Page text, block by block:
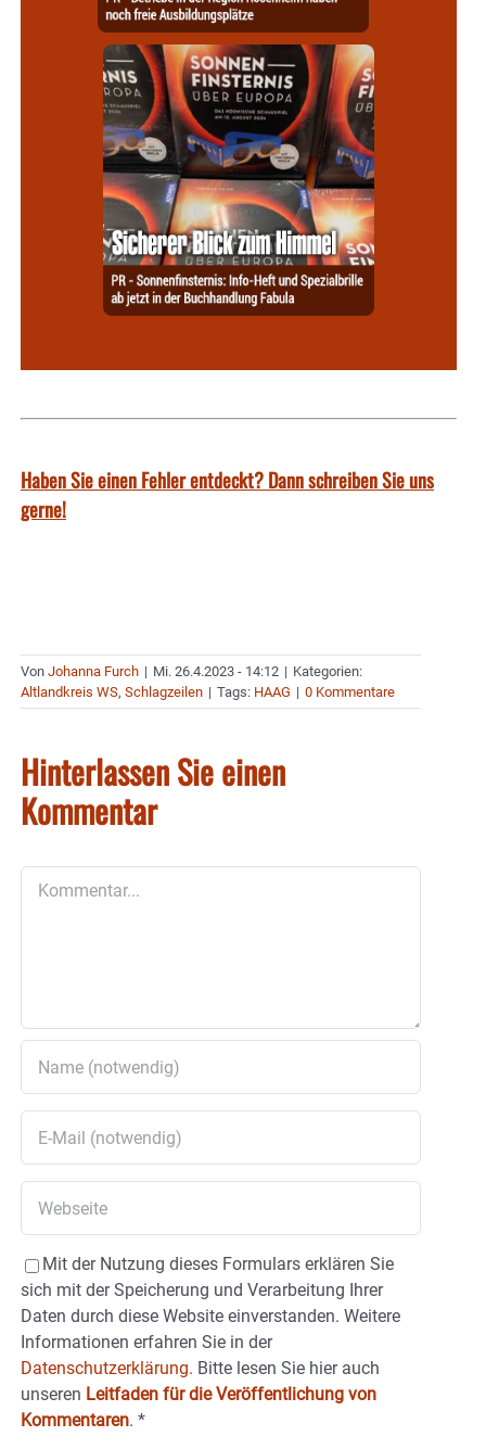
Haben Sie einen Fehler entdeckt? Dann schreiben Sie uns
gerne!
Von Johanna Furch | Mi. 26.4.2023 - 14:12 | Kategorien:
Altlandkreis WS, Schlagzeilen | Tags: HAAG | 0 Kommentare
Hinterlassen Sie einen
Kommentar
Mit der Nutzung dieses Formulars erklären Sie
sich mit der Speicherung und Verarbeitung Ihrer
Daten durch diese Website einverstanden. Weitere
Informationen erfahren Sie in der
Datenschutzerklärung. Bitte lesen Sie hier auch
unseren Leitfaden für die Veröffentlichung von
Kommentaren. *